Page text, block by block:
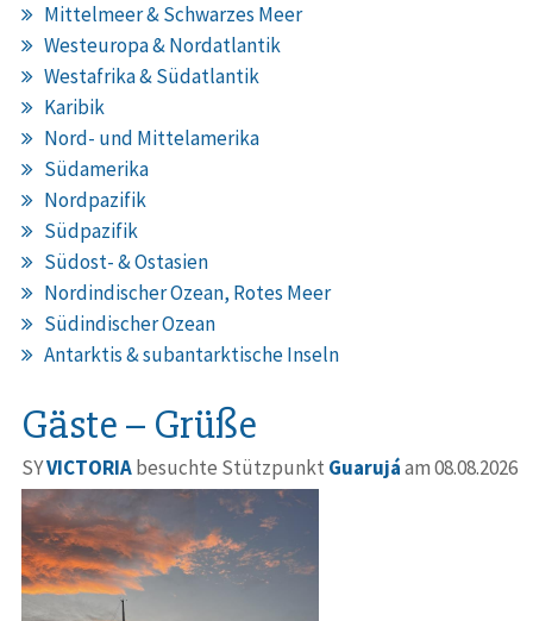
Mittelmeer & Schwarzes Meer
Westeuropa & Nordatlantik
Westafrika & Südatlantik
Karibik
Nord- und Mittelamerika
Südamerika
Nordpazifik
Südpazifik
Südost- & Ostasien
Nordindischer Ozean, Rotes Meer
Südindischer Ozean
Antarktis & subantarktische Inseln
Gäste – Grüße
SYVICTORIAbesuchte Stützpunkt Guarujáam 08.08.2026